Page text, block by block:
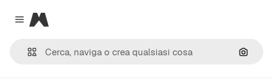
Close menu
Magnific
Cerca